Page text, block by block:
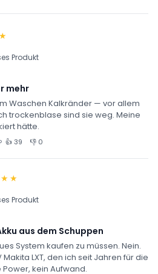
Produkt
mehr
Waschen Kalkränder — vor allem
trockenblase sind sie weg. Meine
hätte.
👍 39 👎 0
Produkt
aus dem Schuppen
System kaufen zu müssen. Nein.
LXT, den ich seit Jahren für die
kein Aufwand.